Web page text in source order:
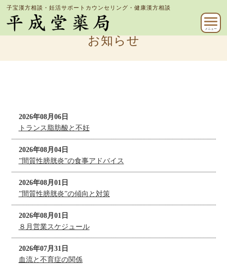
子宝漢方相談・妊活サポートカウンセリング・健康漢方相談
メニュー
お知らせ
2026年08月06日
トランス脂肪酸と不妊
2026年08月04日
”間質性膀胱炎”の食事アドバイス
2026年08月01日
”間質性膀胱炎”の傾向と対策
2026年08月01日
８月営業スケジュール
2026年07月31日
血流と不育症の関係